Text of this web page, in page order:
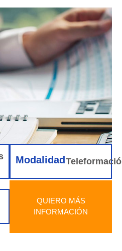
Modalidad
QUIERO MÁS
INFORMACIÓN